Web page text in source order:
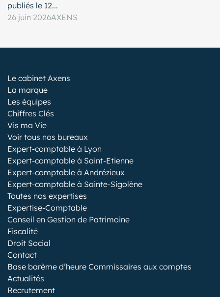
publiés le 12...
26 juin 2026AXENS
Le cabinet Axens
La marque
Les équipes
Chiffres Clés
Vis ma Vie
Voir tous nos bureaux
Expert-comptable à Lyon
Expert-comptable à Saint-Etienne
Expert-comptable à Andrézieux
Expert-comptable à Sainte-Sigolène
Toutes nos expertises
Expertise-Comptable
Conseil en Gestion de Patrimoine
Fiscalité
Droit Social
Contact
Base barème d’heure Commissaires aux comptes
Actualités
Recrutement